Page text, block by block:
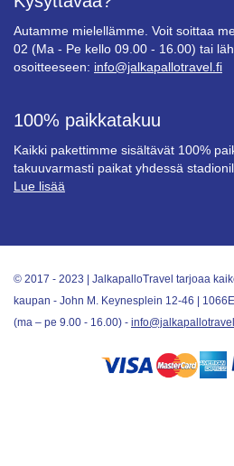
Autamme mielellämme. Voit soittaa
02 (Ma - Pe kello 09.00 - 16.00) tai
osoitteeseen: info@jalkapallotravel.fi
100% paikkatakuu
Kaikki pakettimme sisältävät 100%
takuuvarmasti paikat yhdessä
Lue lisää
© 2017 - 2023 | JalkapalloTravel tarjoaa
kaupan - John M. Keynesplein 12-46 |
(ma – pe 9.00 - 16.00) -